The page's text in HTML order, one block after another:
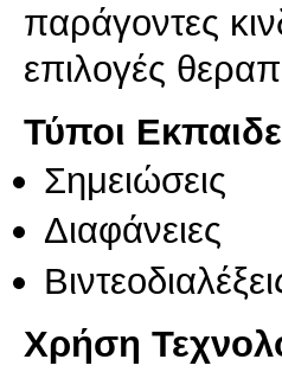
παράγοντες
επιλογές
Τύποι
Σημειώσεις
Διαφάνειες
Χρήση